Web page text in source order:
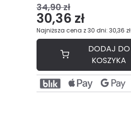
34,90 zł
30,36 zł
Najniższa cena z 30 dni: 30,36 zł
DODAJ DO
KOSZYKA